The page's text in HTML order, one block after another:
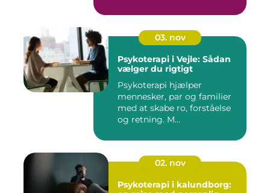
03. nov
Psykoterapi i Vejle: Sådan
vælger du rigtigt
Psykoterapi hjælper
mennesker, par og familier
med at skabe ro, forståelse
og retning. M...
02. nov
Psykoterapi i kalundborg: